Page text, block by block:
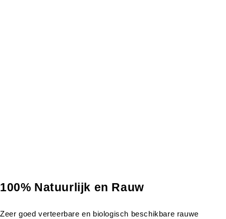
100% Natuurlijk en Rauw
Zeer goed verteerbare en biologisch beschikbare rauwe